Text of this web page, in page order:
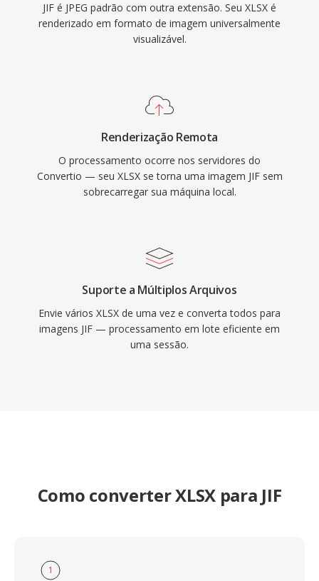
JIF é JPEG padrão com outra extensão. Seu XLSX é
renderizado em formato de imagem universalmente
visualizável.
Renderização Remota
O processamento ocorre nos servidores do
Convertio — seu XLSX se torna uma imagem JIF sem
sobrecarregar sua máquina local.
Suporte a Múltiplos Arquivos
Envie vários XLSX de uma vez e converta todos para
imagens JIF — processamento em lote eficiente em
uma sessão.
Como converter XLSX para JIF
1